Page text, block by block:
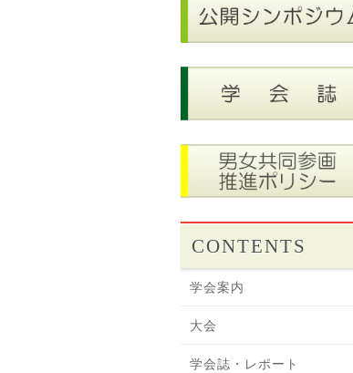
CONTENTS
学会案内
大会
学会誌・レポート